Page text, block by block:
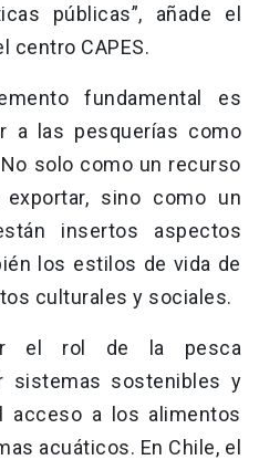
públicas”, añade el
centro CAPES.
fundamental es
a las pesquerías como
solo como un recurso
sino como un
insertos aspectos
los estilos de vida de
culturales y sociales.
el rol de la pesca
sistemas sostenibles y
acceso a los alimentos
acuáticos. En Chile, el